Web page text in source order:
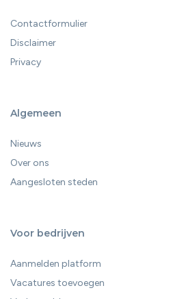
Contactformulier
Disclaimer
Privacy
Algemeen
Nieuws
Over ons
Aangesloten steden
Voor bedrijven
Aanmelden platform
Vacatures toevoegen